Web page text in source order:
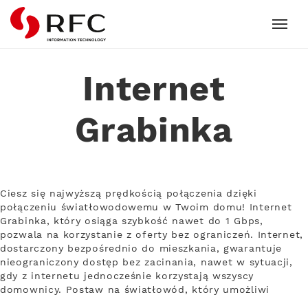
RFC
Internet
Grabinka
Ciesz się najwyższą prędkością połączenia dzięki
połączeniu światłowodowemu w Twoim domu! Internet
Grabinka, który osiąga szybkość nawet do 1 Gbps,
pozwala na korzystanie z oferty bez ograniczeń. Internet,
dostarczony bezpośrednio do mieszkania, gwarantuje
nieograniczony dostęp bez zacinania, nawet w sytuacji,
gdy z internetu jednocześnie korzystają wszyscy
domownicy. Postaw na światłowód, który umożliwi